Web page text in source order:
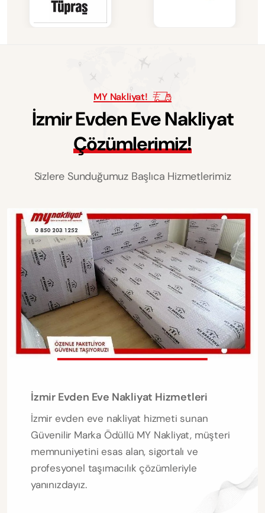
MY Nakliyat!
İzmirEvdenEveNakliyat
Çözümlerimiz!
Sizlere Sunduğumuz Başlıca Hizmetlerimiz
İzmir Evden Eve Nakliyat Hizmetleri
İzmir evden eve nakliyat hizmeti sunan
Güvenilir Marka Ödüllü MY Nakliyat, müşteri
memnuniyetini esas alan, sigortalı ve
profesyonel taşımacılık çözümleriyle
yanınızdayız.